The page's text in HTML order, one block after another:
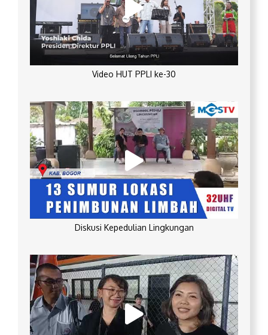
Video HUT PPLI ke-30
Diskusi Kepedulian Lingkungan